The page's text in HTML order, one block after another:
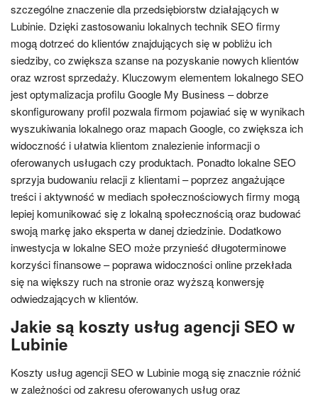
szczególne znaczenie dla przedsiębiorstw działających w
Lubinie. Dzięki zastosowaniu lokalnych technik SEO firmy
mogą dotrzeć do klientów znajdujących się w pobliżu ich
siedziby, co zwiększa szanse na pozyskanie nowych klientów
oraz wzrost sprzedaży. Kluczowym elementem lokalnego SEO
jest optymalizacja profilu Google My Business – dobrze
skonfigurowany profil pozwala firmom pojawiać się w wynikach
wyszukiwania lokalnego oraz mapach Google, co zwiększa ich
widoczność i ułatwia klientom znalezienie informacji o
oferowanych usługach czy produktach. Ponadto lokalne SEO
sprzyja budowaniu relacji z klientami – poprzez angażujące
treści i aktywność w mediach społecznościowych firmy mogą
lepiej komunikować się z lokalną społecznością oraz budować
swoją markę jako eksperta w danej dziedzinie. Dodatkowo
inwestycja w lokalne SEO może przynieść długoterminowe
korzyści finansowe – poprawa widoczności online przekłada
się na większy ruch na stronie oraz wyższą konwersję
odwiedzających w klientów.
Jakie są koszty usług agencji SEO w
Lubinie
Koszty usług agencji SEO w Lubinie mogą się znacznie różnić
w zależności od zakresu oferowanych usług oraz